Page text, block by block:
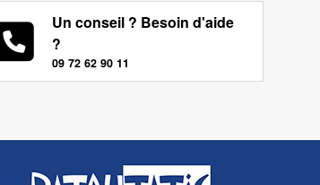
Un conseil ? Besoin d'aide
?
09 72 62 90 11